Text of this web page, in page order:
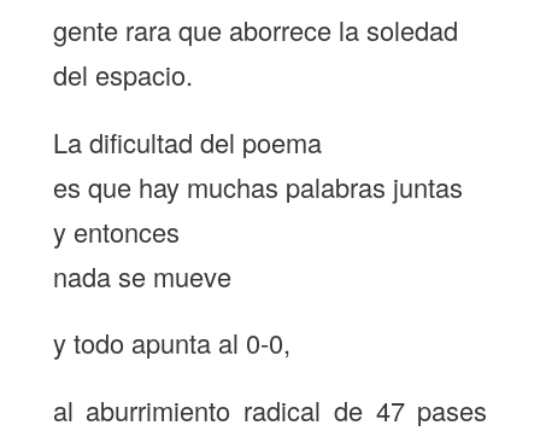
gente rara que aborrece la soledad
del espacio.
La dificultad del poema
es que hay muchas palabras juntas
y entonces
nada se mueve
y todo apunta al 0-0,
al aburrimiento radical de 47 pases